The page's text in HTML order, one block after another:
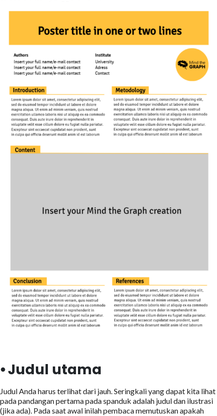
⦁ Judul utama
Judul Anda harus terlihat dari jauh. Seringkali yang dapat kita lihat
pada pandangan pertama pada spanduk adalah judul dan ilustrasi
(jika ada). Pada saat awal inilah pembaca memutuskan apakah